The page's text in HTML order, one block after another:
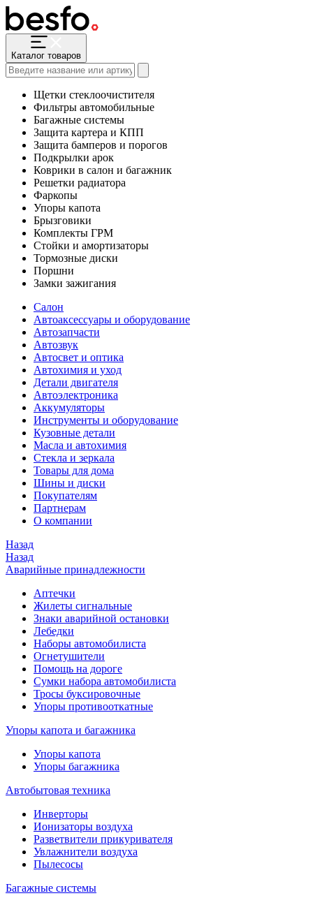
Каталог товаров
Щетки стеклоочистителя
Фильтры автомобильные
Багажные системы
Защита картера и КПП
Защита бамперов и порогов
Подкрылки арок
Коврики в салон и багажник
Решетки радиатора
Фаркопы
Упоры капота
Брызговики
Комплекты ГРМ
Стойки и амортизаторы
Тормозные диски
Поршни
Замки зажигания
Салон
Автоаксессуары и оборудование
Автозапчасти
Автозвук
Автосвет и оптика
Автохимия и уход
Детали двигателя
Автоэлектроника
Аккумуляторы
Инструменты и оборудование
Кузовные детали
Масла и автохимия
Стекла и зеркала
Товары для дома
Шины и диски
Покупателям
Партнерам
О компании
Назад
Назад
Аварийные принадлежности
Аптечки
Жилеты сигнальные
Знаки аварийной остановки
Лебедки
Наборы автомобилиста
Огнетушители
Помощь на дороге
Сумки набора автомобилиста
Тросы буксировочные
Упоры противооткатные
Упоры капота и багажника
Упоры капота
Упоры багажника
Автобытовая техника
Инверторы
Ионизаторы воздуха
Разветвители прикуривателя
Увлажнители воздуха
Пылесосы
Багажные системы